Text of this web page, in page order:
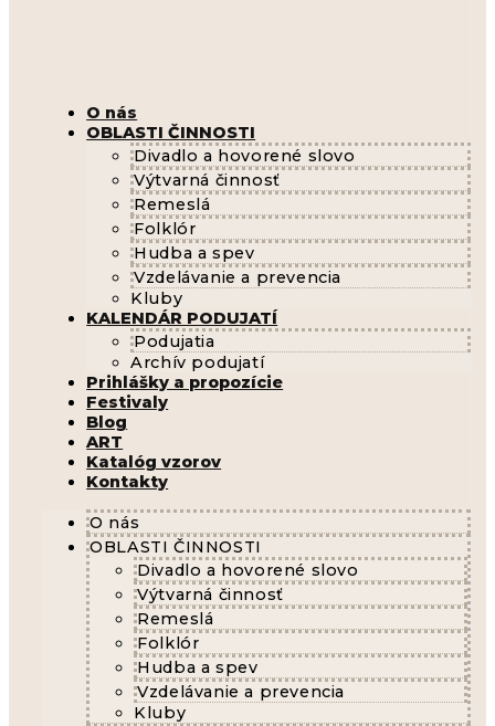
O nás
OBLASTI ČINNOSTI
Divadlo a hovorené slovo
Výtvarná činnosť
Remeslá
Folklór
Hudba a spev
Vzdelávanie a prevencia
Kluby
KALENDÁR PODUJATÍ
Podujatia
Archív podujatí
Prihlášky a propozície
Festivaly
Blog
ART
Katalóg vzorov
Kontakty
O nás
OBLASTI ČINNOSTI
Divadlo a hovorené slovo
Výtvarná činnosť
Remeslá
Folklór
Hudba a spev
Vzdelávanie a prevencia
Kluby